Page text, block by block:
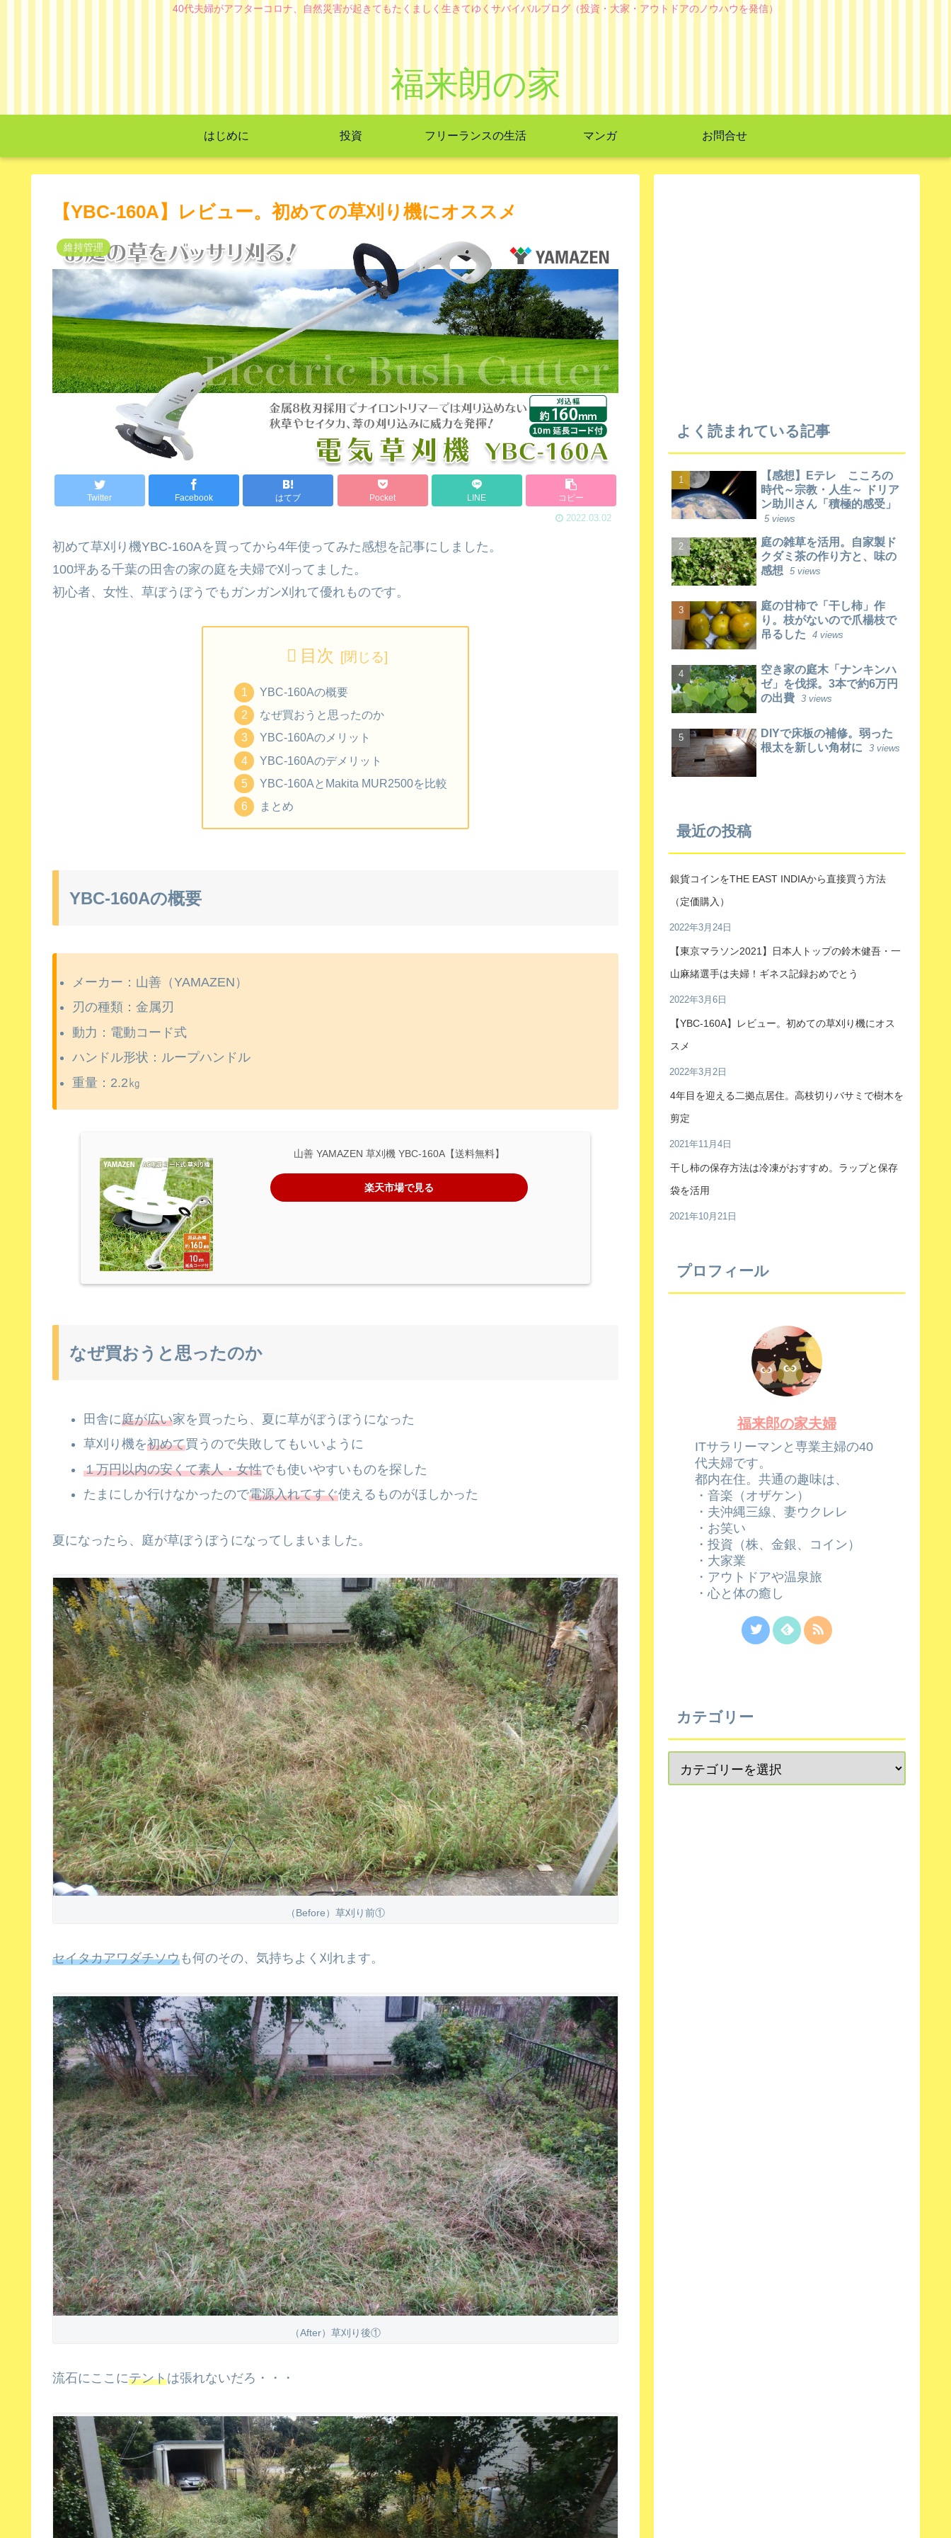
40代夫婦がアフターコロナ、自然災害が起きてもたくましく生きてゆくサバイバルブログ（投資・大家・アウトドアのノウハウを発信）
福来朗の家
はじめに 投資 フリーランスの生活 マンガ お問合せ
【YBC-160A】レビュー。初めての草刈り機にオススメ
維持管理
Twitter Facebook はてブ Pocket LINE コピー
2022.03.02
初めて草刈り機YBC-160Aを買ってから4年使ってみた感想を記事にしました。
100坪ある千葉の田舎の家の庭を夫婦で刈ってました。
初心者、女性、草ぼうぼうでもガンガン刈れて優れものです。
目次
YBC-160Aの概要
なぜ買おうと思ったのか
YBC-160Aのメリット
YBC-160Aのデメリット
YBC-160AとMakita MUR2500を比較
まとめ
YBC-160Aの概要
メーカー：山善（YAMAZEN）
刃の種類：金属刃
動力：電動コード式
ハンドル形状：ループハンドル
重量：2.2㎏
山善 YAMAZEN 草刈機 YBC-160A【送料無料】
楽天市場で見る
なぜ買おうと思ったのか
田舎に庭が広い家を買ったら、夏に草がぼうぼうになった
草刈り機を初めて買うので失敗してもいいように
１万円以内の安くて素人・女性でも使いやすいものを探した
たまにしか行けなかったので電源入れてすぐ使えるものがほしかった
夏になったら、庭が草ぼうぼうになってしまいました。
（Before）草刈り前①
セイタカアワダチソウも何のその、気持ちよく刈れます。
（After）草刈り後①
流石にここにテントは張れないだろ・・・
よく読まれている記事
【感想】Eテレ こころの
時代～宗教・人生～ ドリア
ン助川さん「積極的感受」
5 views
庭の雑草を活用。自家製ド
クダミ茶の作り方と、味の
感想
5 views
庭の甘柿で「干し柿」作
り。枝がないので爪楊枝で
吊るした
4 views
空き家の庭木「ナンキンハ
ゼ」を伐採。3本で約6万円
の出費 3 views
DIYで床板の補修。弱った
根太を新しい角材に
3 views
最近の投稿
銀貨コインをTHE EAST INDIAから直接買う方法
（定価購入）
2022年3月24日
【東京マラソン2021】日本人トップの鈴木健吾・一
山麻緒選手は夫婦！ギネス記録おめでとう
2022年3月6日
【YBC-160A】レビュー。初めての草刈り機にオス
スメ
2022年3月2日
4年目を迎える二拠点居住。高枝切りバサミで樹木を
剪定
2021年11月4日
干し柿の保存方法は冷凍がおすすめ。ラップと保存
袋を活用
2021年10月21日
プロフィール
福来郎の家夫婦
ITサラリーマンと専業主婦の40
代夫婦です。
都内在住。共通の趣味は、
・音楽（オザケン）
・夫沖縄三線、妻ウクレレ
・お笑い
・投資（株、金銀、コイン）
・大家業
・アウトドアや温泉旅
・心と体の癒し
カテゴリー